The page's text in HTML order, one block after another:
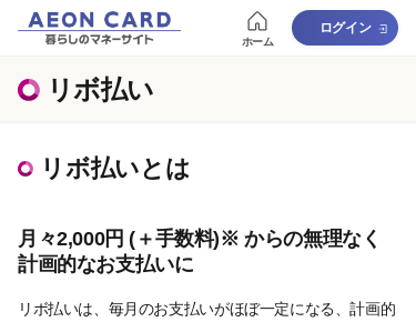
ホーム
ログイン
リボ払い
リボ払いとは
月々2,000円 (＋手数料)※ からの無理なく
計画的なお支払いに
リボ払いは、毎月のお支払いがほぼ一定になる、計画的